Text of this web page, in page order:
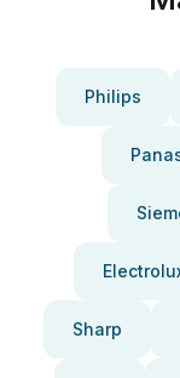
Philips
Sharp